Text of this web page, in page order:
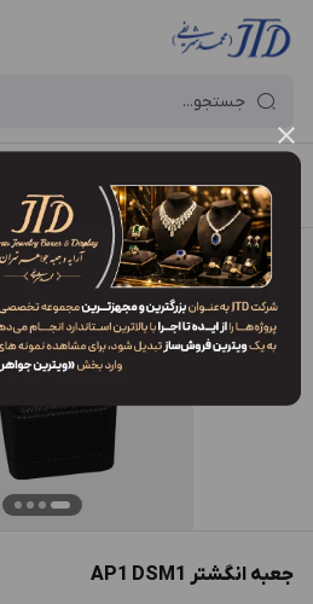
آرایه و جعبه جواهر تهران / فهرست محصولات
جعبه انگشتر AP1 DSM1